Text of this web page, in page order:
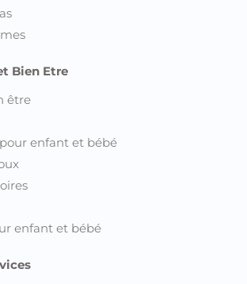
Bien Etre
être
enfant et bébé
enfant et bébé